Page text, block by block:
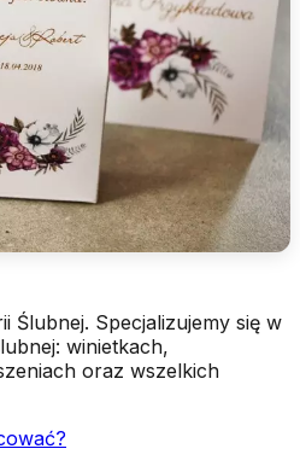
Ślubnej. Specjalizujemy się w
winietkach,
oraz wszelkich